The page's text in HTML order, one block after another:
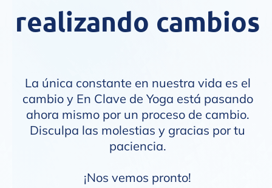
realizando cambios
La única constante en nuestra vida es el
cambio y En Clave de Yoga está pasando
ahora mismo por un proceso de cambio.
Disculpa las molestias y gracias por tu
paciencia.
¡Nos vemos pronto!